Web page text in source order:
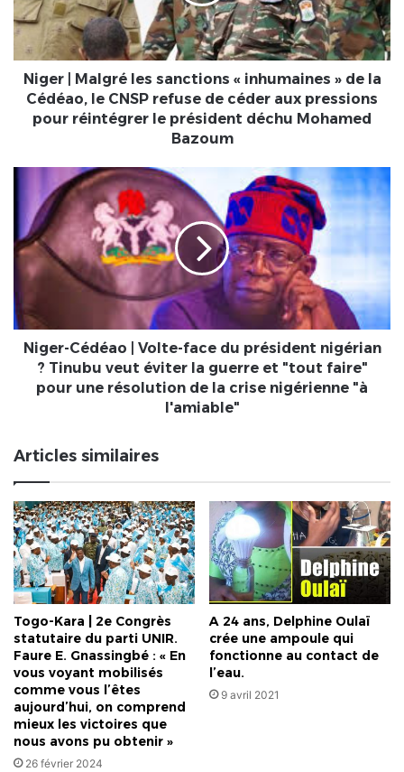
de
Cédéao,
CNSP
refuse
pressions
réintégrer
le
président
Mohamed
Bazoum
Niger | Malgré les sanctions « inhumaines » de la
Cédéao, le CNSP refuse de céder aux pressions
pour réintégrer le président déchu Mohamed
Bazoum
Cédéao
Volte-
face
président
nigérian
?
Tinubu
éviter
"tout
faire"
une
résolution
de
la
crise
l'amiable"
Niger-Cédéao | Volte-face du président nigérian
? Tinubu veut éviter la guerre et "tout faire"
pour une résolution de la crise nigérienne "à
l'amiable"
Articles similaires
Togo-Kara | 2e Congrès
statutaire du parti UNIR.
Faure E. Gnassingbé : « En
vous voyant mobilisés
comme vous l’êtes
aujourd’hui, on comprend
mieux les victoires que
nous avons pu obtenir »
26 février 2024
A 24 ans, Delphine Oulaï
crée une ampoule qui
fonctionne au contact de
l’eau.
9 avril 2021